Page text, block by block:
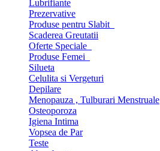
Lubrifiante
Prezervative
Produse pentru Slabit
Scaderea Greutatii
Oferte Speciale
Produse Femei
Silueta
Celulita si Vergeturi
Depilare
Menopauza , Tulburari Menstruale
Osteoporoza
Igiena Intima
Vopsea de Par
Teste